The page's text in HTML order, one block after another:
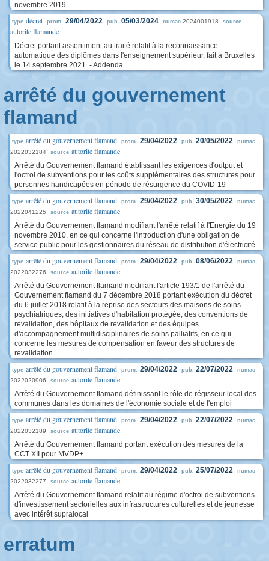
novembre 2019
type décret prom. 29/04/2022 pub. 05/03/2024 numac 2024001918 source
autorite flamande
Décret portant assentiment au traité relatif à la reconnaissance
automatique des diplômes dans l'enseignement supérieur, fait à Bruxelles
le 14 septembre 2021. - Addenda
arrêté du gouvernement
flamand
type arrêté du gouvernement flamand prom. 29/04/2022 pub. 20/05/2022 numac
2022032184 source autorite flamande
Arrêté du Gouvernement flamand établissant les exigences d'output et
l'octroi de subventions pour les coûts supplémentaires des structures pour
personnes handicapées en période de résurgence du COVID-19
type arrêté du gouvernement flamand prom. 29/04/2022 pub. 30/05/2022 numac
2022041225 source autorite flamande
Arrêté du Gouvernement flamand modifiant l'arrêté relatif à l'Energie du 19
novembre 2010, en ce qui concerne l'introduction d'une obligation de
service public pour les gestionnaires du réseau de distribution d'électricité
type arrêté du gouvernement flamand prom. 29/04/2022 pub. 08/06/2022 numac
2022032276 source autorite flamande
Arrêté du Gouvernement flamand modifiant l'article 193/1 de l'arrêté du
Gouvernement flamand du 7 décembre 2018 portant exécution du décret
du 6 juillet 2018 relatif à la reprise des secteurs des maisons de soins
psychiatriques, des initiatives d'habitation protégée, des conventions de
revalidation, des hôpitaux de revalidation et des équipes
d'accompagnement multidisciplinaires de soins palliatifs, en ce qui
concerne les mesures de compensation en faveur des structures de
revalidation
type arrêté du gouvernement flamand prom. 29/04/2022 pub. 22/07/2022 numac
2022020906 source autorite flamande
Arrêté du Gouvernement flamand définissant le rôle de régisseur local des
communes dans les domaines de l'économie sociale et de l'emploi
type arrêté du gouvernement flamand prom. 29/04/2022 pub. 22/07/2022 numac
2022032189 source autorite flamande
Arrêté du Gouvernement flamand portant exécution des mesures de la
CCT XII pour MVDP+
type arrêté du gouvernement flamand prom. 29/04/2022 pub. 25/07/2022 numac
2022032277 source autorite flamande
Arrêté du Gouvernement flamand relatif au régime d'octroi de subventions
d'investissement sectorielles aux infrastructures culturelles et de jeunesse
avec intérêt supralocal
erratum